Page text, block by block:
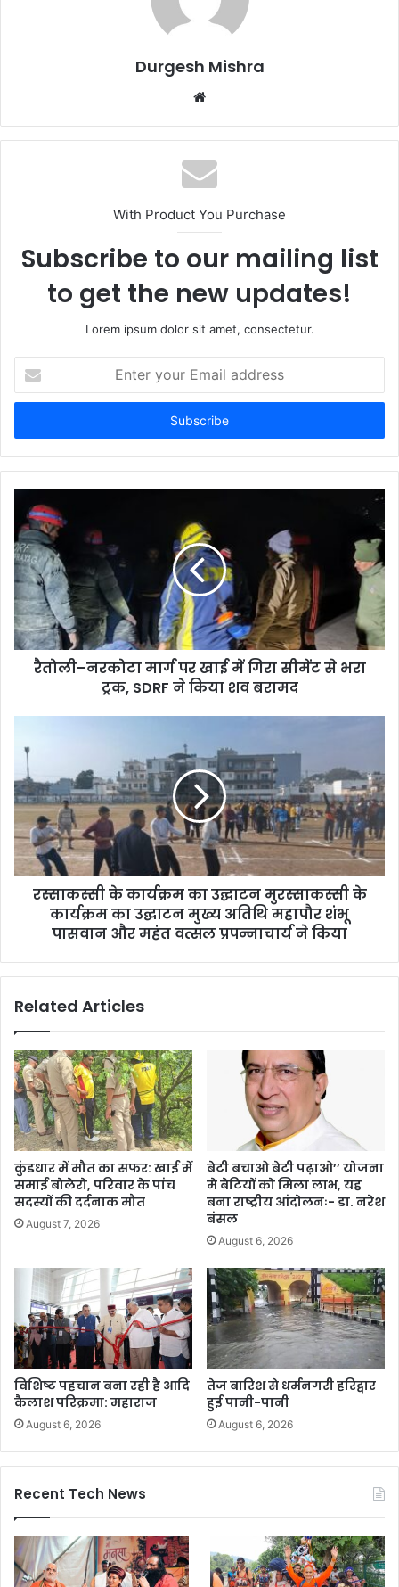
Durgesh Mishra
Website
With Product You Purchase
Subscribe to our mailing list
to get the new updates!
Lorem ipsum dolor sit amet, consectetur.
your
Email
रैतोली–नरकोटा मार्ग पर खाई में गिरा सीमेंट से भरा
ट्रक, SDRF ने किया शव बरामद
रस्साकस्सी के कार्यक्रम का उद्घाटन मुरस्साकस्सी के
कार्यक्रम का उद्घाटन मुख्य अतिथि महापौर शंभू
पासवान और महंत वत्सल प्रपन्नाचार्य ने किया
Related Articles
कुंडधार में मौत का सफर: खाई में
समाई बोलेरो, परिवार के पांच
सदस्यों की दर्दनाक मौत
August 7, 2026
बेटी बचाओ बेटी पढ़ाओ’’ योजना
मे बेटियों को मिला लाभ, यह
बना राष्ट्रीय आंदोलनः- डा. नरेश
बंसल
August 6, 2026
विशिष्ट पहचान बना रही है आदि
कैलाश परिक्रमा: महाराज
August 6, 2026
तेज बारिश से धर्मनगरी हरिद्वार
हुई पानी-पानी
August 6, 2026
Recent Tech News